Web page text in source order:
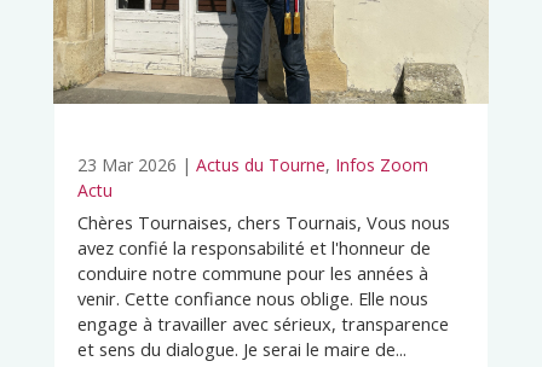
23 Mar 2026 | Actus du Tourne, Infos Zoom
Actu
Chères Tournaises, chers Tournais, Vous nous
avez confié la responsabilité et l'honneur de
conduire notre commune pour les années à
venir. Cette confiance nous oblige. Elle nous
engage à travailler avec sérieux, transparence
et sens du dialogue. Je serai le maire de...